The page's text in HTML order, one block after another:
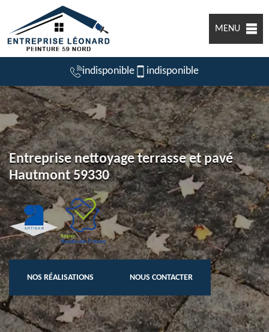
MENU
indisponible indisponible
Entreprise nettoyage terrasse et pavé
Hautmont 59330
NOS RÉALISATIONS NOUS CONTACTER